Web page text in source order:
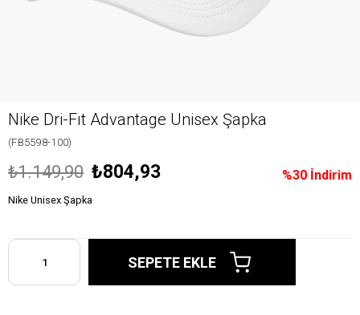
Nike Dri-Fıt Advantage Unisex Şapka
(FB5598-100)
%30 İndirim
₺1.149,90 ₺804,93
Nike Unisex Şapka